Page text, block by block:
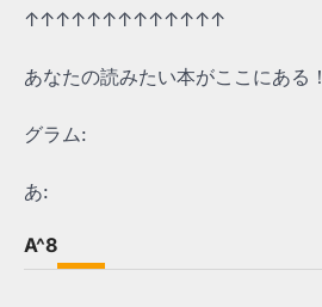
↑↑↑↑↑↑↑↑↑↑↑↑↑
あなたの読みたい本がここにある！
グラム:
あ:
A^8